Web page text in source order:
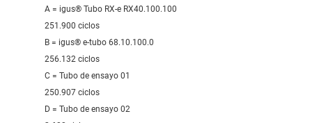
A = igus® Tubo RX-e RX40.100.100
251.900 ciclos
B = igus® e-tubo 68.10.100.0
256.132 ciclos
C = Tubo de ensayo 01
250.907 ciclos
D = Tubo de ensayo 02